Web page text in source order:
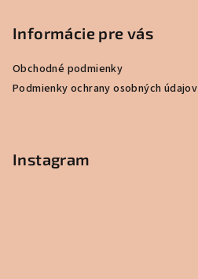
Informácie pre vás
Obchodné podmienky
Podmienky ochrany osobných údajov
Instagram